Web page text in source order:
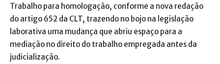
Trabalho para homologação, conforme a nova redação
do artigo 652 da CLT, trazendo no bojo na legislação
laborativa uma mudança que abriu espaço para a
mediação no direito do trabalho empregada antes da
judicialização.